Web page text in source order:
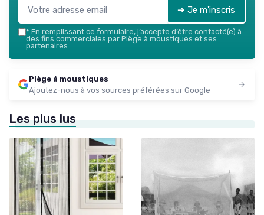
➔ Je m'inscris
* En remplissant ce formulaire, j’accepte d’être contacté(e) à
des fins commerciales par Piège à moustiques et ses
partenaires.
Piège à moustiques
Ajoutez-nous à vos sources préférées sur Google
Les plus lus